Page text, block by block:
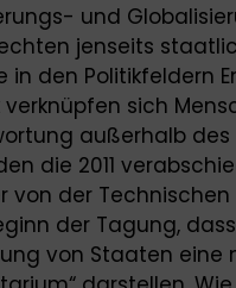
und
jenseits
den Politikfeldern
sich
außerhalb des
die 2011
von der
der Tagung,
von Staaten eine